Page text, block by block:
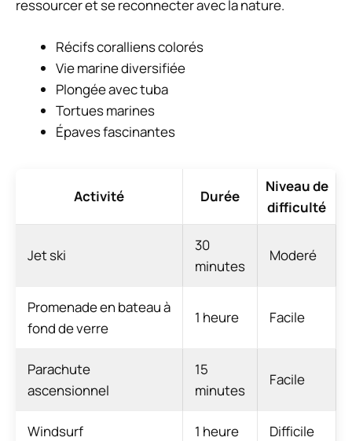
ressourcer et se reconnecter avec la nature.
Récifs coralliens colorés
Vie marine diversifiée
Plongée avec tuba
Tortues marines
Épaves fascinantes
Activité Durée
Niveau de
difficulté
Jet ski
30
minutes
Moderé
Promenade en bateau à
fond de verre
1 heure Facile
Parachute
ascensionnel
15
minutes
Facile
Windsurf 1 heure Difficile